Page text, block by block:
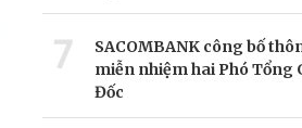
7
SACOMBANK công bố
miễn nhiệm hai Phó Tổng
Đốc